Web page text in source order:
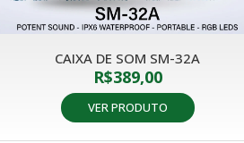
CAIXA DE SOM SM-32A
R$389,00
VER PRODUTO